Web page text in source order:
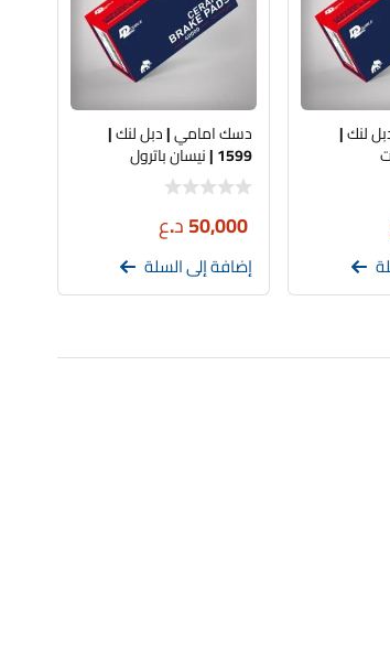
لنك | دسك امامي | دبل لنك |
1599 | نيسان باترول
50,000د.ع
إضافة إلى السلة